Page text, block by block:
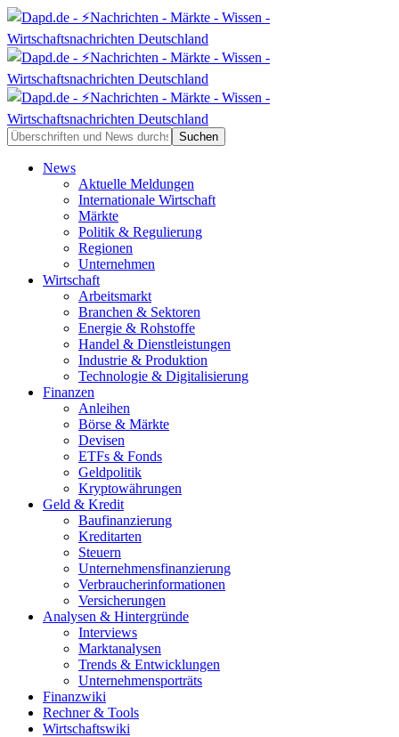
News
Aktuelle Meldungen
Internationale Wirtschaft
Märkte
Politik & Regulierung
Regionen
Unternehmen
Wirtschaft
Arbeitsmarkt
Branchen & Sektoren
Energie & Rohstoffe
Handel & Dienstleistungen
Industrie & Produktion
Technologie & Digitalisierung
Finanzen
Anleihen
Börse & Märkte
Devisen
ETFs & Fonds
Geldpolitik
Kryptowährungen
Geld & Kredit
Baufinanzierung
Kreditarten
Steuern
Unternehmensfinanzierung
Verbraucherinformationen
Versicherungen
Analysen & Hintergründe
Interviews
Marktanalysen
Trends & Entwicklungen
Unternehmensporträts
Finanzwiki
Rechner & Tools
Wirtschaftswiki